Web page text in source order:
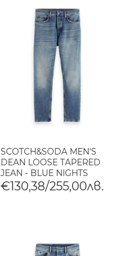
SCOTCH&SODA MEN'S
DEAN LOOSE TAPERED
JEAN - BLUE NIGHTS
€130,38/255,00лв.